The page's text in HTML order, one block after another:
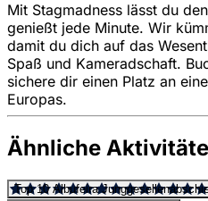
Mit Stagmadness lässt du
genießt jede Minute. Wir
damit du dich auf das
Spaß und Kameradschaft.
sichere dir einen Platz an
Europas.
Ähnliche
Top 10 Albufeira